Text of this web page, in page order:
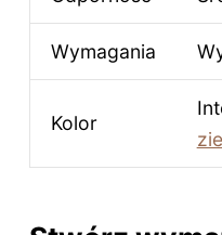
Wymagania
Kolor